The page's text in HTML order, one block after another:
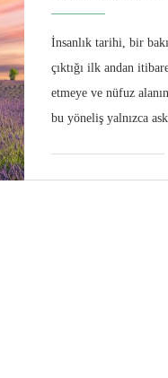
İnsanlık tarihi, bir
çıktığı ilk andan
etmeye ve nüfuz
bu yöneliş yalnızca